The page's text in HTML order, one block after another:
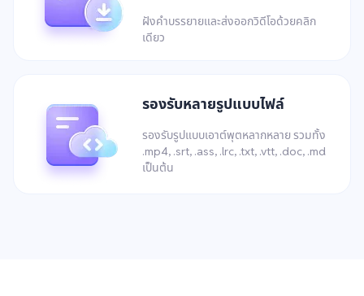
ฝังคำบรรยายและส่งออกวิดีโอด้วยคลิก
เดียว
รองรับหลายรูปแบบไฟล์
รองรับรูปแบบเอาต์พุตหลากหลาย รวมทั้ง
.mp4, .srt, .ass, .lrc, .txt, .vtt, .doc, .md
เป็นต้น